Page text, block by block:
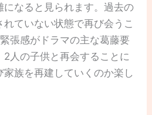
になると見られます。過去の
ていない状態で再び会うこ
張感がドラマの主な葛藤要
人の子供と再会することに
族を再建していくのか楽し